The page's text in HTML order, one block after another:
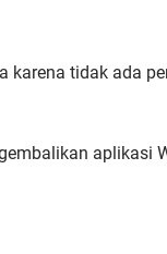
karena tidak ada
aplikasi